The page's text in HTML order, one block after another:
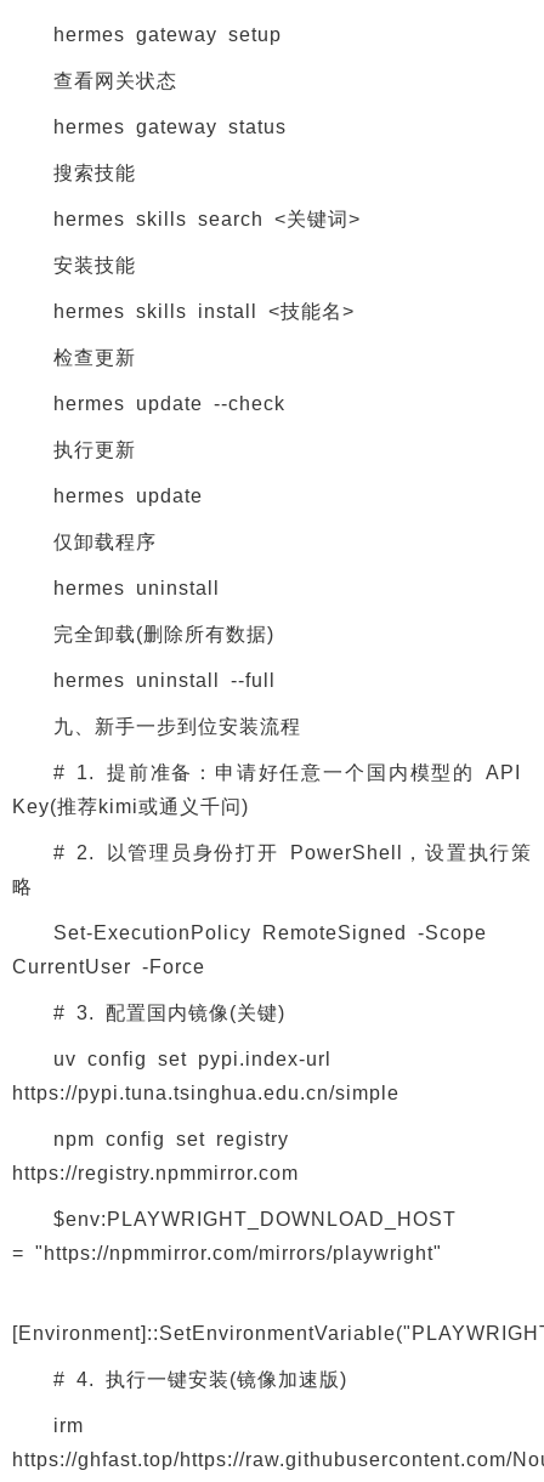
hermes gateway setup
查看网关状态
hermes gateway status
搜索技能
hermes skills search <关键词>
安装技能
hermes skills install <技能名>
检查更新
hermes update --check
执行更新
hermes update
仅卸载程序
hermes uninstall
完全卸载(删除所有数据)
hermes uninstall --full
九、新手一步到位安装流程
# 1. 提前准备：申请好任意一个国内模型的 API
Key(推荐kimi或通义千问)
# 2. 以管理员身份打开 PowerShell，设置执行策
略
Set-ExecutionPolicy RemoteSigned -Scope
CurrentUser -Force
# 3. 配置国内镜像(关键)
uv config set pypi.index-url
https://pypi.tuna.tsinghua.edu.cn/simple
npm config set registry
https://registry.npmmirror.com
$env:PLAYWRIGHT_DOWNLOAD_HOST
= "https://npmmirror.com/mirrors/playwright"
# 4. 执行一键安装(镜像加速版)
irm
https://ghfast.top/https://raw.githubusercontent.com/